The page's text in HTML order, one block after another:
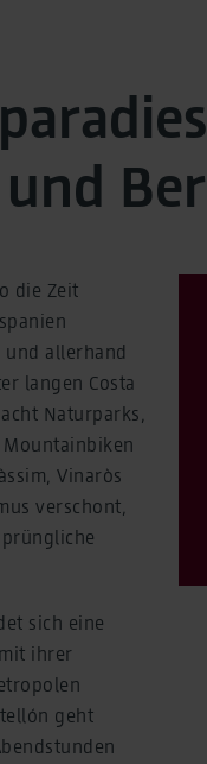
die Zeit
und allerhand
langen Costa
Naturparks,
Vinaròs
verschont,
sich eine
ihrer
geht